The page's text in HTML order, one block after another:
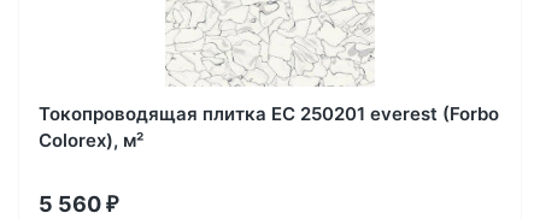
Токопроводящая плитка EC 250201 everest (Forbo
Colorex), м²
5 560 ₽